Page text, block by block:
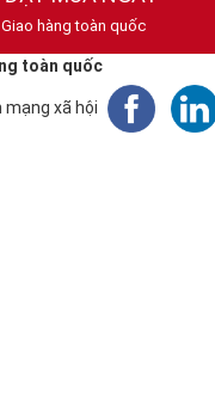
Giao hàng toàn quốc
toàn quốc
mạng xã hội